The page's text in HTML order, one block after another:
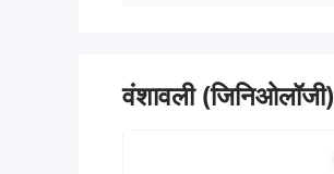
वंशावली (जिनिओलॉजी)